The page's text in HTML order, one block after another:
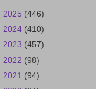
2025 (446)
2024 (410)
2023 (457)
2022 (98)
2021 (94)